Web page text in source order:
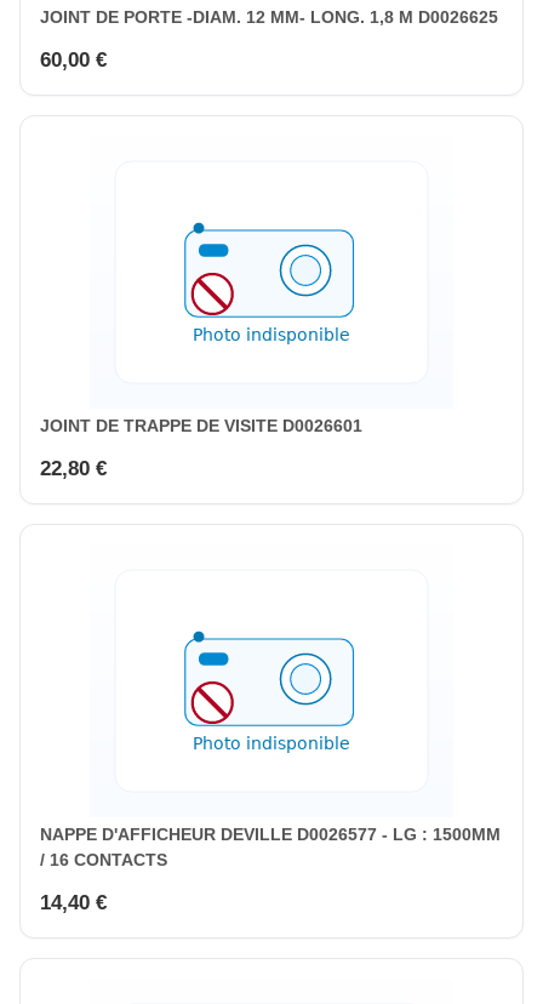
JOINT DE PORTE -DIAM. 12 MM- LONG. 1,8 M D0026625
60,00 €
JOINT DE TRAPPE DE VISITE D0026601
22,80 €
NAPPE D'AFFICHEUR DEVILLE D0026577 - LG : 1500MM
/ 16 CONTACTS
14,40 €